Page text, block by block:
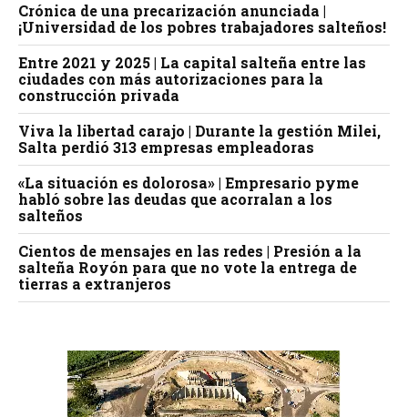
Crónica de una precarización anunciada |
¡Universidad de los pobres trabajadores salteños!
Entre 2021 y 2025 | La capital salteña entre las
ciudades con más autorizaciones para la
construcción privada
Viva la libertad carajo | Durante la gestión Milei,
Salta perdió 313 empresas empleadoras
«La situación es dolorosa» | Empresario pyme
habló sobre las deudas que acorralan a los
salteños
Cientos de mensajes en las redes | Presión a la
salteña Royón para que no vote la entrega de
tierras a extranjeros